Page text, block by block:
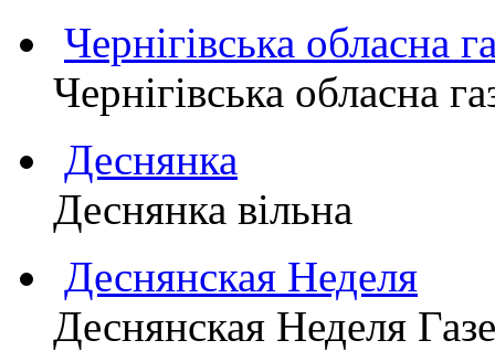
Чернігівська обласна
Чернігівська обласна
Деснянка
Деснянка вільна
Деснянская Неделя
Деснянская Неделя